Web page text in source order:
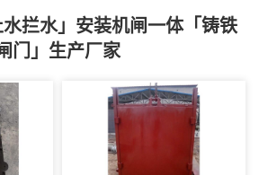
拦水」安装机闸一体「铸铁
门」生产厂家